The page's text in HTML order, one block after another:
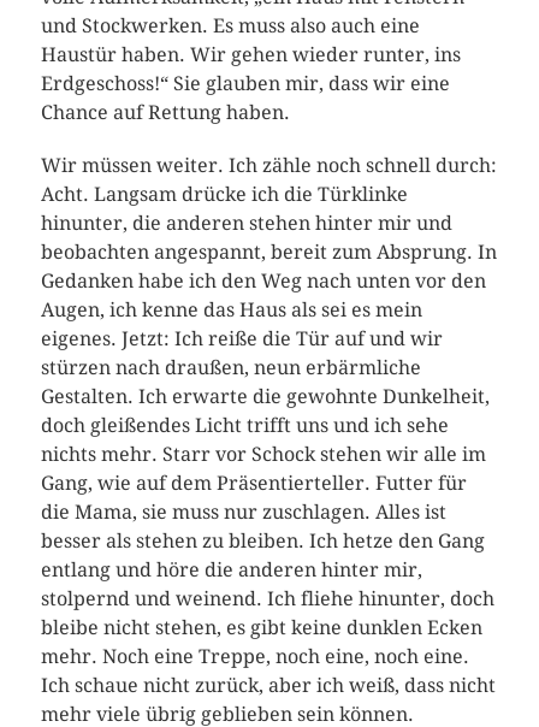
und Stockwerken. Es muss also auch eine
Haustür haben. Wir gehen wieder runter, ins
Erdgeschoss!“ Sie glauben mir, dass wir eine
Chance auf Rettung haben.
Wir müssen weiter. Ich zähle noch schnell durch:
Acht. Langsam drücke ich die Türklinke
hinunter, die anderen stehen hinter mir und
beobachten angespannt, bereit zum Absprung. In
Gedanken habe ich den Weg nach unten vor den
Augen, ich kenne das Haus als sei es mein
eigenes. Jetzt: Ich reiße die Tür auf und wir
stürzen nach draußen, neun erbärmliche
Gestalten. Ich erwarte die gewohnte Dunkelheit,
doch gleißendes Licht trifft uns und ich sehe
nichts mehr. Starr vor Schock stehen wir alle im
Gang, wie auf dem Präsentierteller. Futter für
die Mama, sie muss nur zuschlagen. Alles ist
besser als stehen zu bleiben. Ich hetze den Gang
entlang und höre die anderen hinter mir,
stolpernd und weinend. Ich fliehe hinunter, doch
bleibe nicht stehen, es gibt keine dunklen Ecken
mehr. Noch eine Treppe, noch eine, noch eine.
Ich schaue nicht zurück, aber ich weiß, dass nicht
mehr viele übrig geblieben sein können.